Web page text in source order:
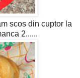
scos din cuptor la
2......